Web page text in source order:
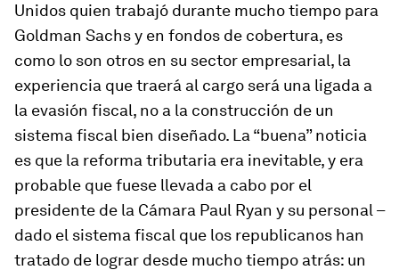
Unidos quien trabajó durante mucho tiempo para
Goldman Sachs y en fondos de cobertura, es
como lo son otros en su sector empresarial, la
experiencia que traerá al cargo será una ligada a
la evasión fiscal, no a la construcción de un
sistema fiscal bien diseñado. La “buena” noticia
es que la reforma tributaria era inevitable, y era
probable que fuese llevada a cabo por el
presidente de la Cámara Paul Ryan y su personal –
dado el sistema fiscal que los republicanos han
tratado de lograr desde mucho tiempo atrás: un